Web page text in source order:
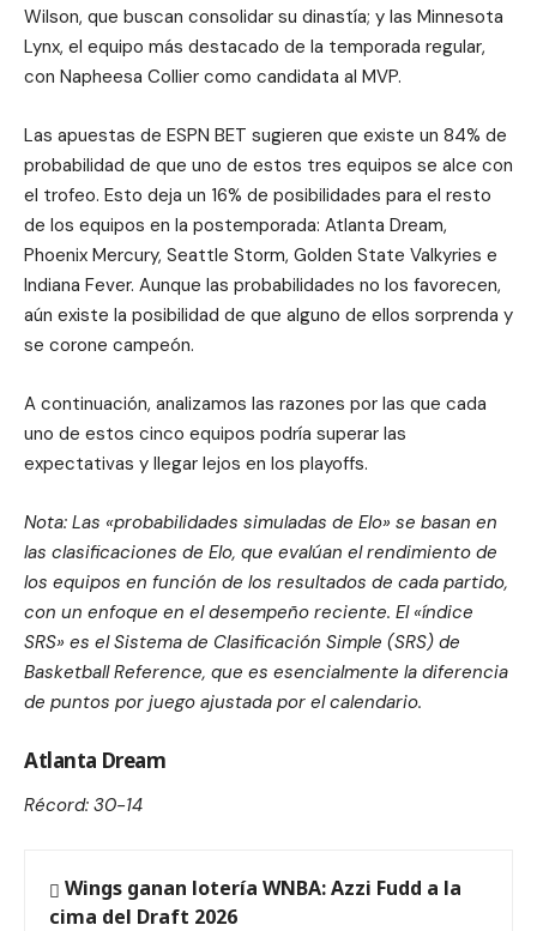
Wilson, que buscan consolidar su dinastía; y las Minnesota
Lynx, el equipo más destacado de la temporada regular,
con Napheesa Collier como candidata al MVP.
Las apuestas de ESPN BET sugieren que existe un 84% de
probabilidad de que uno de estos tres equipos se alce con
el trofeo. Esto deja un 16% de posibilidades para el resto
de los equipos en la postemporada: Atlanta Dream,
Phoenix Mercury, Seattle Storm, Golden State Valkyries e
Indiana Fever. Aunque las probabilidades no los favorecen,
aún existe la posibilidad de que alguno de ellos sorprenda y
se corone campeón.
A continuación, analizamos las razones por las que cada
uno de estos cinco equipos podría superar las
expectativas y llegar lejos en los playoffs.
Nota: Las «probabilidades simuladas de Elo» se basan en
las clasificaciones de Elo, que evalúan el rendimiento de
los equipos en función de los resultados de cada partido,
con un enfoque en el desempeño reciente. El «índice
SRS» es el Sistema de Clasificación Simple (SRS) de
Basketball Reference, que es esencialmente la diferencia
de puntos por juego ajustada por el calendario.
Atlanta Dream
Récord: 30-14
Wings ganan lotería WNBA: Azzi Fudd a la
cima del Draft 2026